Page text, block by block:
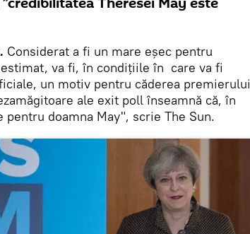
Considerat a fi un mare eșec pentru
va fi, în condițiile în care va fi
un motiv pentru căderea premierului
ale exit poll înseamnă că, în
doamna May", scrie The Sun.